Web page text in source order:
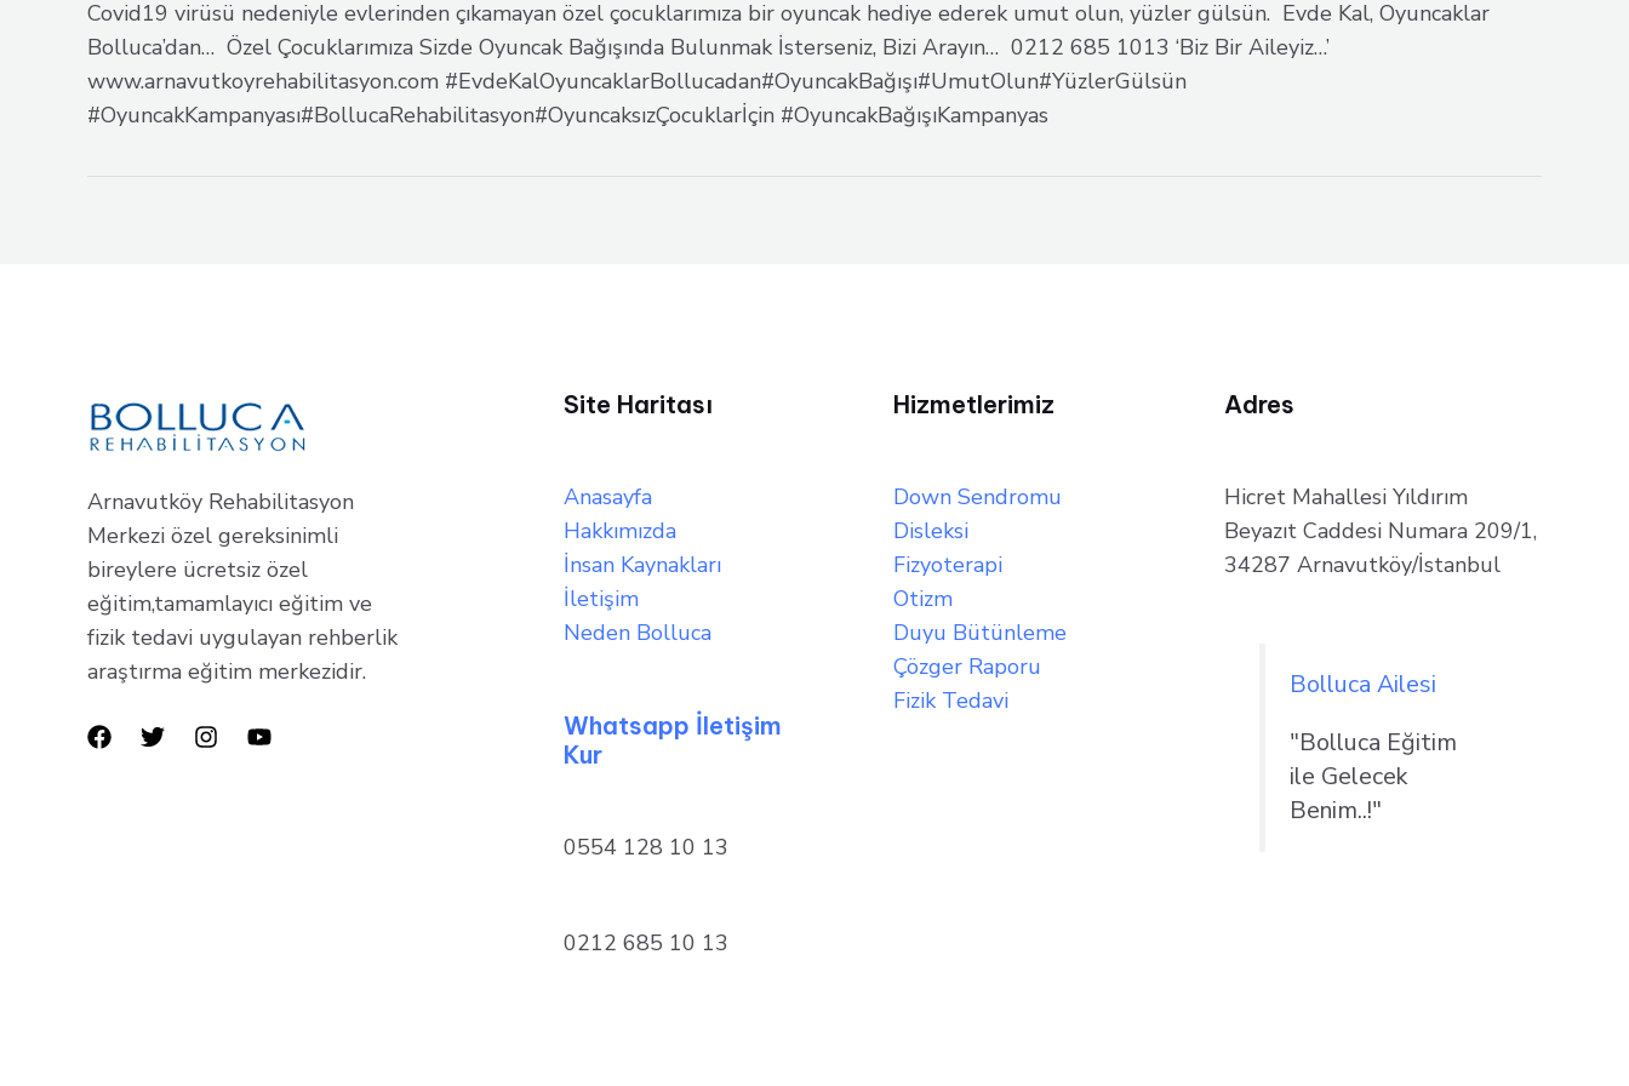
Covid19 virüsü nedeniyle evlerinden çıkamayan özel çocuklarımıza bir oyuncak hediye ederek umut olun, yüzler gülsün. Evde Kal, Oyuncaklar
Bolluca’dan… Özel Çocuklarımıza Sizde Oyuncak Bağışında Bulunmak İsterseniz, Bizi Arayın… 0212 685 1013 ‘Biz Bir Aileyiz…’
www.arnavutkoyrehabilitasyon.com #EvdeKalOyuncaklarBollucadan#OyuncakBağışı#UmutOlun#YüzlerGülsün
#OyuncakKampanyası#BollucaRehabilitasyon#OyuncaksızÇocuklarİçin #OyuncakBağışıKampanyas
Arnavutköy Rehabilitasyon
Merkezi özel gereksinimli
bireylere ücretsiz özel
eğitim,tamamlayıcı eğitim ve
fizik tedavi uygulayan rehberlik
araştırma eğitim merkezidir.
Site Haritası
Anasayfa
Hakkımızda
İnsan Kaynakları
İletişim
Neden Bolluca
Whatsapp İletişim
Kur
0554 128 10 13
0212 685 10 13
Hizmetlerimiz
Down Sendromu
Disleksi
Fizyoterapi
Otizm
Duyu Bütünleme
Çözger Raporu
Fizik Tedavi
Adres
Hicret Mahallesi Yıldırım
Beyazıt Caddesi Numara 209/1,
34287 Arnavutköy/İstanbul
Bolluca Ailesi
"Bolluca Eğitim
ile Gelecek
Benim..!"